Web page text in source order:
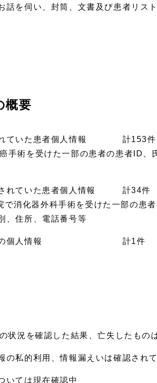
話を伺い、封筒、文書及び患者リス
概要
れていた患者個人情報 計153件
手術を受けた一部の患者の患者ID、
されていた患者個人情報 計34件
消化器外科手術を受けた一部の患
、住所、電話番号等
た都民の個人情報 計1件
状況を確認した結果、亡失したもの
の私的利用、情報漏えいは確認されて
いては現在確認中